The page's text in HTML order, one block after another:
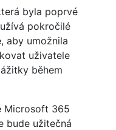
byla poprvé
pokročilé
aby umožnila
uživatele
během
Microsoft 365
bude užitečná